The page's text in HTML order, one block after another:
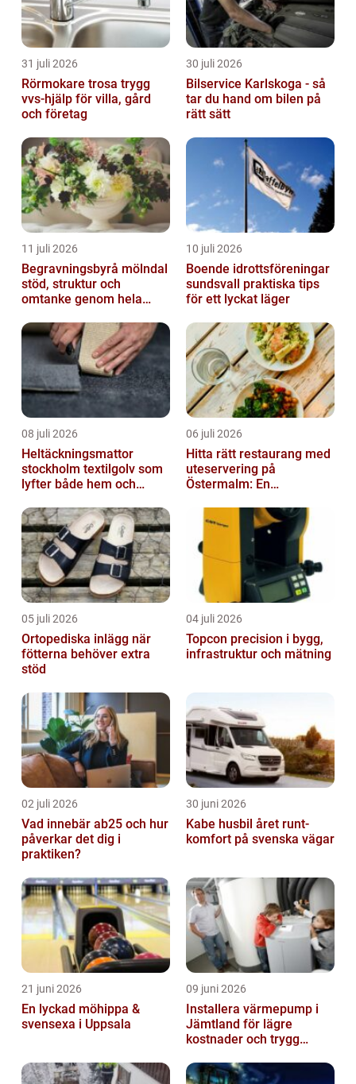
31 juli 2026
Rörmokare trosa trygg
vvs-hjälp för villa, gård
och företag
30 juli 2026
Bilservice Karlskoga - så
tar du hand om bilen på
rätt sätt
11 juli 2026
Begravningsbyrå mölndal
stöd, struktur och
omtanke genom hela
10 juli 2026
Boende idrottsföreningar
sundsvall praktiska tips
för ett lyckat läger
08 juli 2026
Heltäckningsmattor
stockholm textilgolv som
lyfter både hem och
06 juli 2026
Hitta rätt restaurang med
uteservering på
Östermalm: En
i solen
05 juli 2026
Ortopediska inlägg när
fötterna behöver extra
stöd
04 juli 2026
Topcon precision i bygg,
infrastruktur och mätning
02 juli 2026
Vad innebär ab25 och hur
påverkar det dig i
praktiken?
30 juni 2026
Kabe husbil året runt-
komfort på svenska vägar
21 juni 2026
En lyckad möhippa &
svensexa i Uppsala
09 juni 2026
Installera värmepump i
Jämtland för lägre
kostnader och trygg